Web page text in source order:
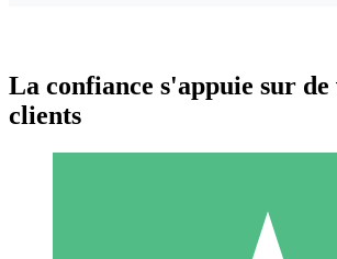
La confiance s'appuie sur
clients